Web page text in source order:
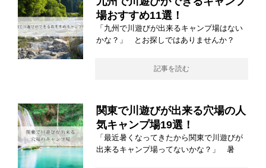
場おすすめ11選！
「九州で川遊びが出来るキャンプ場はない
かな？」 とお探しではありませんか？
記事を読む
関東で川遊びが出来る穴場の人
気キャンプ場19選！
「最近暑くなってきたから関東で川遊びが
出来るキャンプ場ってないかな？」 暑